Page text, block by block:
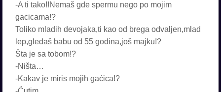
-A ti tako!!Nemaš gde spermu nego po mojim
gacicama!?
Toliko mladih devojaka,ti kao od brega odvaljen,mlad
lep,gledaš babu od 55 godina,još majku!?
Šta je sa tobom!?
-Ništa…
-Kakav je miris mojih gaćica!?